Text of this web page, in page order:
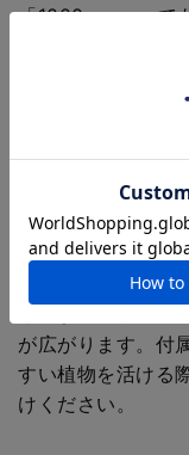
「1000vases」で
水溶性の樹脂で色
す。その際、別で
った後にカットし
ています。水溶性
なり、匂いやテカ
に表情が異なり、
お花の他、ペン
す。サイズやカラ
が広がります。付
すい植物を活ける
けください。